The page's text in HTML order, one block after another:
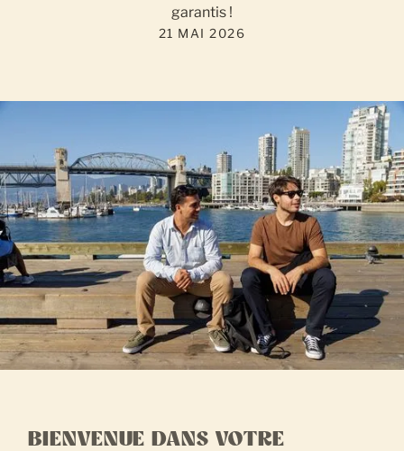
garantis !
21 MAI 2026
BIENVENUE DANS VOTRE